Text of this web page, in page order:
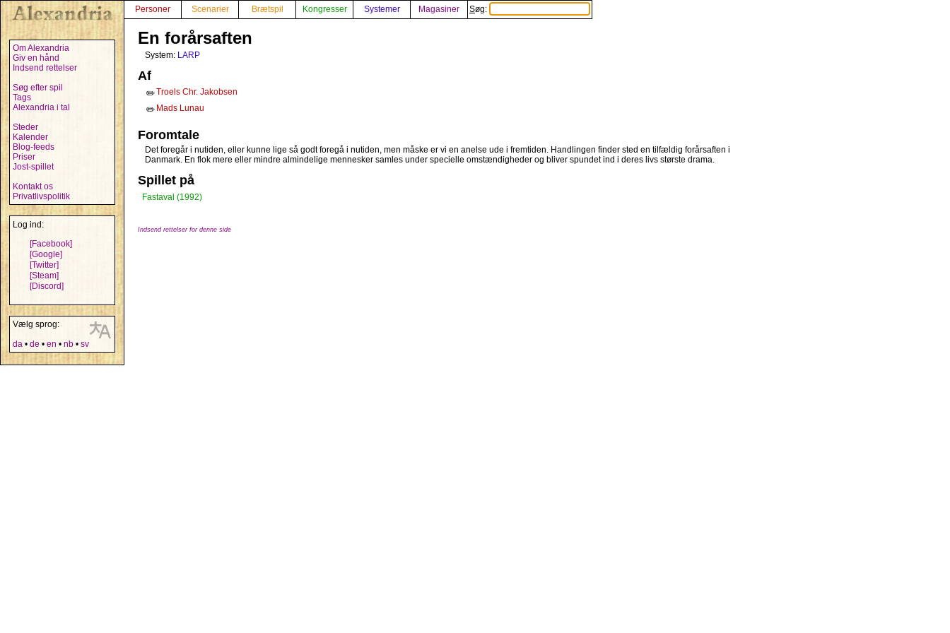
Om Alexandria
Giv en hånd
Indsend rettelser
Søg efter spil
Tags
Alexandria i tal
Steder
Kalender
Blog-feeds
Priser
Jost-spillet
Kontakt os
Privatlivspolitik
Log ind:
[Facebook]
[Google]
[Twitter]
[Steam]
[Discord]
Vælg sprog:
da • de • en • nb • sv
Personer Scenarier Brætspil Kongresser Systemer Magasiner Søg:
En forårsaften
System: LARP
Af
✏️Troels Chr. Jakobsen
✏️ Mads Lunau
Foromtale
Det foregår i nutiden, eller kunne lige så godt foregå i nutiden, men måske er vi en anelse ude i fremtiden. Handlingen finder sted en tilfældig forårsaften i
Danmark. En flok mere eller mindre almindelige mennesker samles under specielle omstændigheder og bliver spundet ind i deres livs største drama.
Spillet på
Fastaval (1992)
Indsend rettelser for denne side